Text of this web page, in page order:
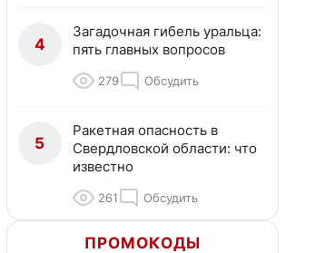
4
Загадочная гибель уральца:
пять главных вопросов
279 Обсудить
5
Ракетная опасность в
Свердловской области: что
известно
261 Обсудить
ПРОМОКОДЫ